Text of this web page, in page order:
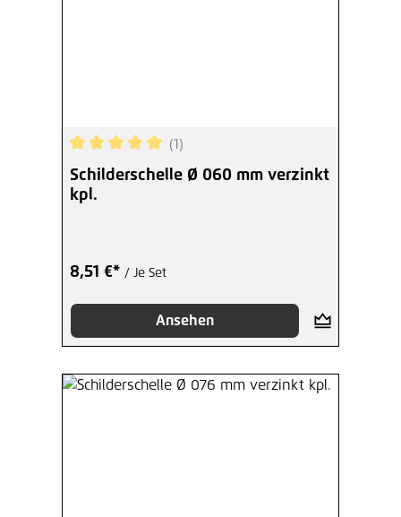
Durchschnittliche Bewertung von 5 von 5
(1)
Schilderschelle Ø 060 mm verzinkt
kpl.
8,51 €* / Je Set
Ansehen